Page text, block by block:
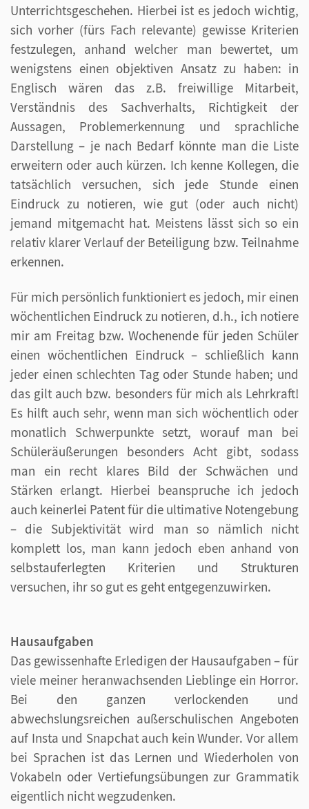
Unterrichtsgeschehen. Hierbei ist es jedoch wichtig,
sich vorher (fürs Fach relevante) gewisse Kriterien
festzulegen, anhand welcher man bewertet, um
wenigstens einen objektiven Ansatz zu haben: in
Englisch wären das z.B. freiwillige Mitarbeit,
Verständnis des Sachverhalts, Richtigkeit der
Aussagen, Problemerkennung und sprachliche
Darstellung – je nach Bedarf könnte man die Liste
erweitern oder auch kürzen. Ich kenne Kollegen, die
tatsächlich versuchen, sich jede Stunde einen
Eindruck zu notieren, wie gut (oder auch nicht)
jemand mitgemacht hat. Meistens lässt sich so ein
relativ klarer Verlauf der Beteiligung bzw. Teilnahme
erkennen.
Für mich persönlich funktioniert es jedoch, mir einen
wöchentlichen Eindruck zu notieren, d.h., ich notiere
mir am Freitag bzw. Wochenende für jeden Schüler
einen wöchentlichen Eindruck – schließlich kann
jeder einen schlechten Tag oder Stunde haben; und
das gilt auch bzw. besonders für mich als Lehrkraft!
Es hilft auch sehr, wenn man sich wöchentlich oder
monatlich Schwerpunkte setzt, worauf man bei
Schüleräußerungen besonders Acht gibt, sodass
man ein recht klares Bild der Schwächen und
Stärken erlangt. Hierbei beanspruche ich jedoch
auch keinerlei Patent für die ultimative Notengebung
– die Subjektivität wird man so nämlich nicht
komplett los, man kann jedoch eben anhand von
selbstauferlegten Kriterien und Strukturen
versuchen, ihr so gut es geht entgegenzuwirken.
Hausaufgaben
Das gewissenhafte Erledigen der Hausaufgaben – für
viele meiner heranwachsenden Lieblinge ein Horror.
Bei den ganzen verlockenden und
abwechslungsreichen außerschulischen Angeboten
auf Insta und Snapchat auch kein Wunder. Vor allem
bei Sprachen ist das Lernen und Wiederholen von
Vokabeln oder Vertiefungsübungen zur Grammatik
eigentlich nicht wegzudenken.